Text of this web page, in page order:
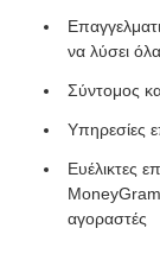
να λύσει
Σύντομος
Υπηρεσίες
Ευέλικτες
MoneyGram
αγοραστές